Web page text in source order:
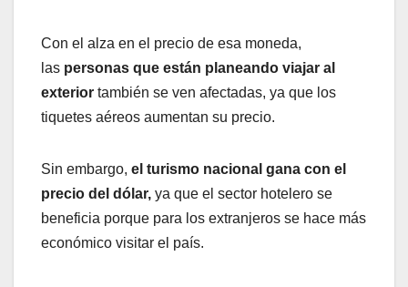
Con el alza en el precio de esa moneda,
las personas que están planeando viajar al
exterior también se ven afectadas, ya que los
tiquetes aéreos aumentan su precio.
Sin embargo, el turismo nacional gana con el
precio del dólar, ya que el sector hotelero se
beneficia porque para los extranjeros se hace más
económico visitar el país.